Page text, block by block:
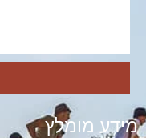
מידע מומלץ